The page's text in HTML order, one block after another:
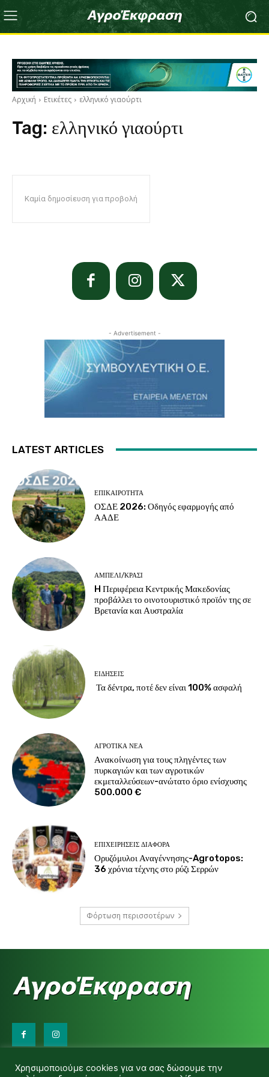
Αρχική Ετικέτες ελληνικό γιαούρτι
Tag: ελληνικό γιαούρτι
Καμία δημοσίευση για προβολή
- Advertisement -
LATEST ARTICLES
ΕΠΙΚΑΙΡΌΤΗΤΑ
ΟΣΔΕ 2026: Οδηγός εφαρμογής από
ΑΑΔΕ
ΑΜΠΈΛΙ/ΚΡΑΣΊ
H Περιφέρεια Κεντρικής Μακεδονίας
προβάλλει το οινοτουριστικό προϊόν της σε
Βρετανία και Αυστραλία
ΕΙΔΉΣΕΙΣ
Τα δέντρα, ποτέ δεν είναι 100% ασφαλή
ΑΓΡΟΤΙΚΆ ΝΈΑ
Ανακοίνωση για τους πληγέντες των
πυρκαγιών και των αγροτικών
εκμεταλλεύσεων-ανώτατο όριο ενίσχυσης
500.000 €
ΕΠΙΧΕΙΡΉΣΕΙΣ ΔΙΆΦΟΡΑ
Ορυζόμυλοι Αναγέννησης-Agrotopos:
36 χρόνια τέχνης στο ρύζι Σερρών
Φόρτωση περισσοτέρων
d.makas@yahoo.gr
Χρησιμοποιούμε cookies για να σας δώσουμε την